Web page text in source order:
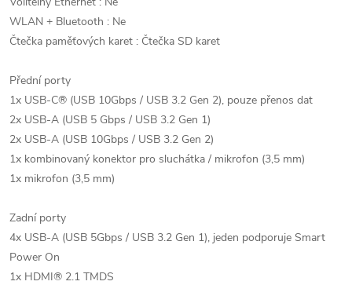
WLAN + Bluetooth : Ne
Čtečka paměťových karet : Čtečka SD karet
Přední porty
1x USB-C® (USB 10Gbps / USB 3.2 Gen 2), pouze přenos dat
2x USB-A (USB 5 Gbps / USB 3.2 Gen 1)
2x USB-A (USB 10Gbps / USB 3.2 Gen 2)
1x kombinovaný konektor pro sluchátka / mikrofon (3,5 mm)
1x mikrofon (3,5 mm)
Zadní porty
4x USB-A (USB 5Gbps / USB 3.2 Gen 1), jeden podporuje Smart
Power On
1x HDMI® 2.1 TMDS